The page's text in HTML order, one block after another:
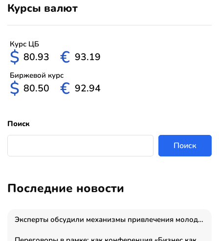
Курсы валют
Курс ЦБ
$ 80.93 € 93.19
Биржевой курс
$ 80.50 € 92.94
Поиск
Поиск
Последние новости
Эксперты обсудили механизмы привлечения молодых специалистов в промышленные города